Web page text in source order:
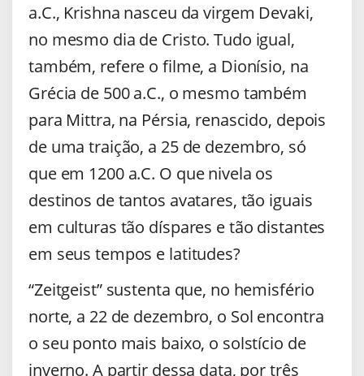
a.C., Krishna nasceu da virgem Devaki,
no mesmo dia de Cristo. Tudo igual,
também, refere o filme, a Dionísio, na
Grécia de 500 a.C., o mesmo também
para Mittra, na Pérsia, renascido, depois
de uma traição, a 25 de dezembro, só
que em 1200 a.C. O que nivela os
destinos de tantos avatares, tão iguais
em culturas tão díspares e tão distantes
em seus tempos e latitudes?
“Zeitgeist” sustenta que, no hemisfério
norte, a 22 de dezembro, o Sol encontra
o seu ponto mais baixo, o solstício de
inverno. A partir dessa data, por três